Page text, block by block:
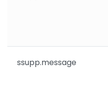
ssupp.message